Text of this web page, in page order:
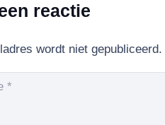
reactie
wordt niet gepubliceerd.